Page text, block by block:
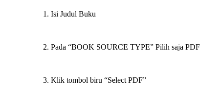
1. Isi Judul Buku
2. Pada “BOOK SOURCE TYPE” Pilih saja PDF
3. Klik tombol biru “Select PDF”